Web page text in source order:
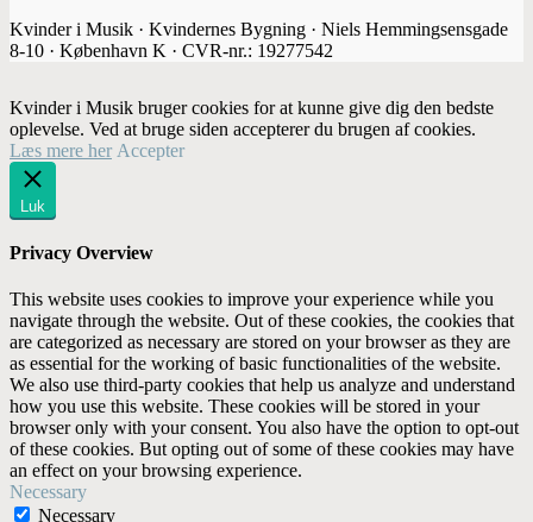
Kvinder i Musik · Kvindernes Bygning · Niels Hemmingsensgade
8-10 · København K · CVR-nr.: 19277542
Kvinder i Musik bruger cookies for at kunne give dig den bedste
oplevelse. Ved at bruge siden accepterer du brugen af cookies.
Læs mere her Accepter
Luk
Privacy Overview
This website uses cookies to improve your experience while you
navigate through the website. Out of these cookies, the cookies that
are categorized as necessary are stored on your browser as they are
as essential for the working of basic functionalities of the website.
We also use third-party cookies that help us analyze and understand
how you use this website. These cookies will be stored in your
browser only with your consent. You also have the option to opt-out
of these cookies. But opting out of some of these cookies may have
an effect on your browsing experience.
Necessary
Necessary